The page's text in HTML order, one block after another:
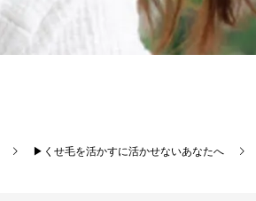
▶︎くせ毛を活かすに活かせないあなたへ